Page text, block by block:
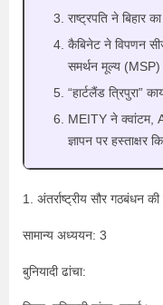
राष्ट्रपति ने बिहार
कैबिनेट ने विपणन
समर्थन मूल्य (MSP)
“हार्टलैंड त्रिपुरा”
MEITY ने क्वांटम,
ज्ञापन पर हस्ताक्षर
1. अंतर्राष्ट्रीय सौर गठबंधन
सामान्य अध्ययन: 3
बुनियादी ढांचा: